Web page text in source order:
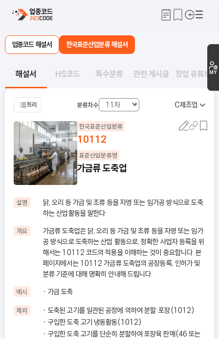
MY
업종코드 해설서 한국표준산업분류 해설서
해설서 HS코드 특수분류 관련 게시글 창업 유튜브
트리 분류차수 C제조업
한국표준산업분류
10112
표준산업분류명
가금류 도축업
설명
닭, 오리 등 가금 및 조류 등을 자영 또는 임가공 방식으로 도축
하는 산업활동을 말한다·
개요
가금류 도축업은 닭, 오리 등 가금 및 조류 등을 자영 또는 임가
공 방식으로 도축하는 산업 활동으로, 정확한 사업자 등록을 위
해서는 10112 코드의 적용을 이해하는 것이 중요합니다. 본
페이지에서는 10112 가금류 도축업의 공장등록, 인허가 및
분류 기준에 대해 명확히 안내해 드립니다.
예시 가금 도축
제외
도축된 고기를 일관된 공정에 의하여 분할·포장(1012)
구입한 도축 고기 냉동활동(1012)
구입한 도축 고기를 단순히 분할하여 포장육 판매(46 또는